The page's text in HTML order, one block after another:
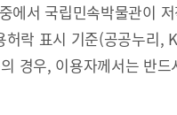
서 국립민속박물관이
락 표시 기준(공공누리,
경우, 이용자께서는 반